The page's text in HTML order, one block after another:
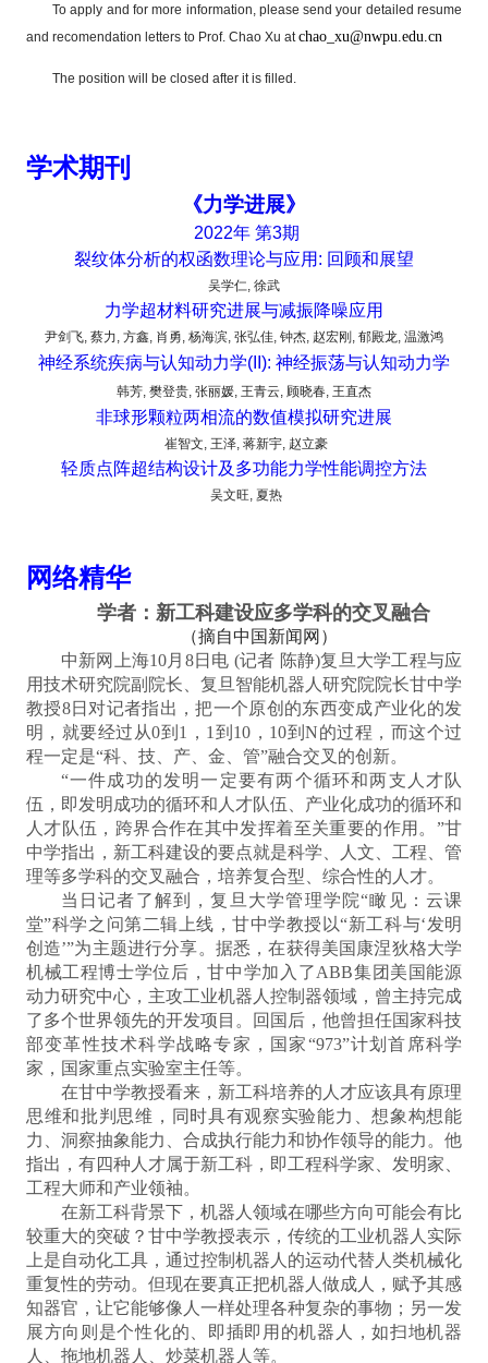
To apply and for more information, please send your detailed resume
and recomendation letters to Prof. Chao Xu at chao_xu@nwpu.edu.cn
The position will be closed after it is filled.
学术期刊
《力学进展》
2022年 第3期
裂纹体分析的权函数理论与应用 : 回顾和展望
吴学仁, 徐武
力学超材料研究进展与减振降噪应用
尹剑飞 蔡力 方鑫 肖勇 杨海滨 张弘佳 钟杰 赵宏刚 郁殿龙 温激鸿
神经系统疾病与认知动力学(II): 神经振荡与认知动力学
韩芳 樊登贵 张丽媛 王青云 顾晓春 王直杰
非球形颗粒两相流的数值模拟研究进展
崔智文 王泽 蒋新宇 赵立豪
轻质点阵超结构设计及多功能力学性能调控方法
吴文旺 夏热
网络精华
学者：新工科建设应多学科的交叉融合
（摘自中国新闻网）
中新网上海10月8日电 (记者 陈静)复旦大学工程与应
用技术研究院副院长、复旦智能机器人研究院院长甘中学
教授8日对记者指出，把一个原创的东西变成产业化的发
明，就要经过从0到1，1到10，10到N的过程，而这个过
程一定是“科、技、产、金、管”融合交叉的创新。
“一件成功的发明一定要有两个循环和两支人才队
伍，即发明成功的循环和人才队伍、产业化成功的循环和
人才队伍，跨界合作在其中发挥着至关重要的作用。”甘
中学指出，新工科建设的要点就是科学、人文、工程、管
理等多学科的交叉融合，培养复合型、综合性的人才。
当日记者了解到，复旦大学管理学院“瞰见：云课
堂”科学之问第二辑上线，甘中学教授以“新工科与‘发明
创造’”为主题进行分享。据悉，在获得美国康涅狄格大学
机械工程博士学位后，甘中学加入了ABB集团美国能源
动力研究中心，主攻工业机器人控制器领域，曾主持完成
了多个世界领先的开发项目。回国后，他曾担任国家科技
部变革性技术科学战略专家，国家“973”计划首席科学
家，国家重点实验室主任等。
在甘中学教授看来，新工科培养的人才应该具有原理
思维和批判思维，同时具有观察实验能力、想象构想能
力、洞察抽象能力、合成执行能力和协作领导的能力。他
指出，有四种人才属于新工科，即工程科学家、发明家、
工程大师和产业领袖。
在新工科背景下，机器人领域在哪些方向可能会有比
较重大的突破？甘中学教授表示，传统的工业机器人实际
上是自动化工具，通过控制机器人的运动代替人类机械化
重复性的劳动。但现在要真正把机器人做成人，赋予其感
知器官，让它能够像人一样处理各种复杂的事物；另一发
展方向则是个性化的、即插即用的机器人，如扫地机器
人、拖地机器人、炒菜机器人等。